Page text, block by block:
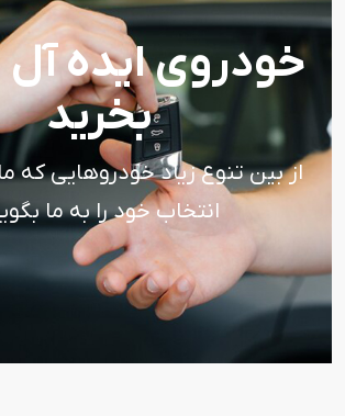
خودروی ایده آل
بخرید
از بین تنوع زیاد خودروهایی که
انتخاب خود را به ما